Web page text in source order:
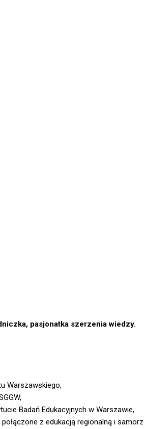
pasjonatka szerzenia wiedzy.
Warszawskiego,
Badań Edukacyjnych w Warszawie,
z edukacją regionalną i